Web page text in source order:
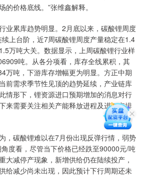
价格底线。”张维鑫解释。
累库趋势明显。2月底以来，碳酸锂周度
上台阶，近7周碳酸锂周度产量稳定在1.4
万吨大关。数据显示，上周碳酸锂行业样
吨。从各分项看，库存全线累积，其
万吨，下游库存增幅更为明显。方正中期
前需求季节性见顶的趋势延续，产业链库
情形下，锂资源进口预期增加的消息对行
来需要关注相关产能释放进程及进口安排
碳酸锂难以在7月份出现反弹行情，弱势
度看，尽管当下价格已经跌至90000元/吨
大减停产现象，新增供给仍在陆续投产，
给减少尚未出现，因此预计下行周期还未